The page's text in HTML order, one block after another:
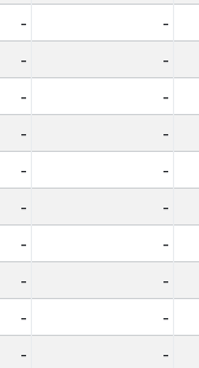
- -
- -
- -
- -
- -
- -
- -
- -
- -
- -